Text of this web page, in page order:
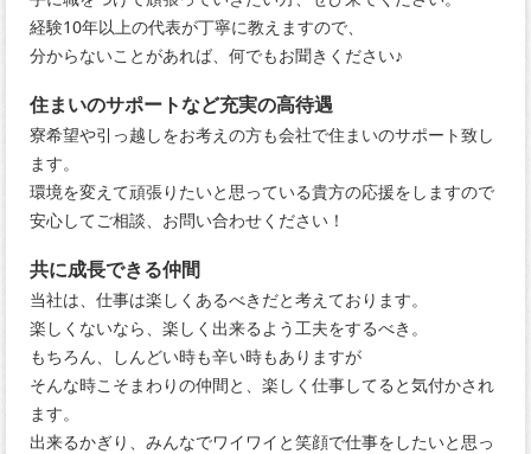
経験10年以上の代表が丁寧に教えますので、
分からないことがあれば、何でもお聞きください♪
住まいのサポートなど充実の高待遇
寮希望や引っ越しをお考えの方も会社で住まいのサポート致し
ます。
環境を変えて頑張りたいと思っている貴方の応援をしますので
安心してご相談、お問い合わせください！
共に成長できる仲間
当社は、仕事は楽しくあるべきだと考えております。
楽しくないなら、楽しく出来るよう工夫をするべき。
もちろん、しんどい時も辛い時もありますが
そんな時こそまわりの仲間と、楽しく仕事してると気付かされ
ます。
出来るかぎり、みんなでワイワイと笑顔で仕事をしたいと思っ